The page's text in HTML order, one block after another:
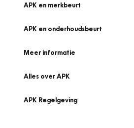
APK en merkbeurt
APK en onderhoudsbeurt
Meer informatie
Alles over APK
APK Regelgeving